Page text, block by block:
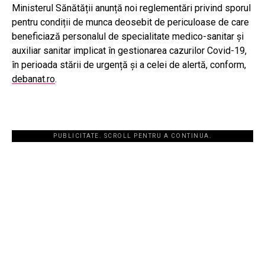
Ministerul Sănătății anunță noi reglementări privind sporul
pentru condiții de munca deosebit de periculoase de care
beneficiază personalul de specialitate medico-sanitar și
auxiliar sanitar implicat în gestionarea cazurilor Covid-19,
în perioada stării de urgență și a celei de alertă, conform,
debanat.ro.
PUBLICITATE. SCROLL PENTRU A CONTINUA.